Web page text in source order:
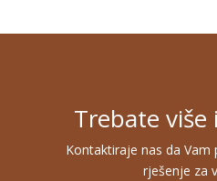
Trebate
Kontaktiraje nas da
rješenje za